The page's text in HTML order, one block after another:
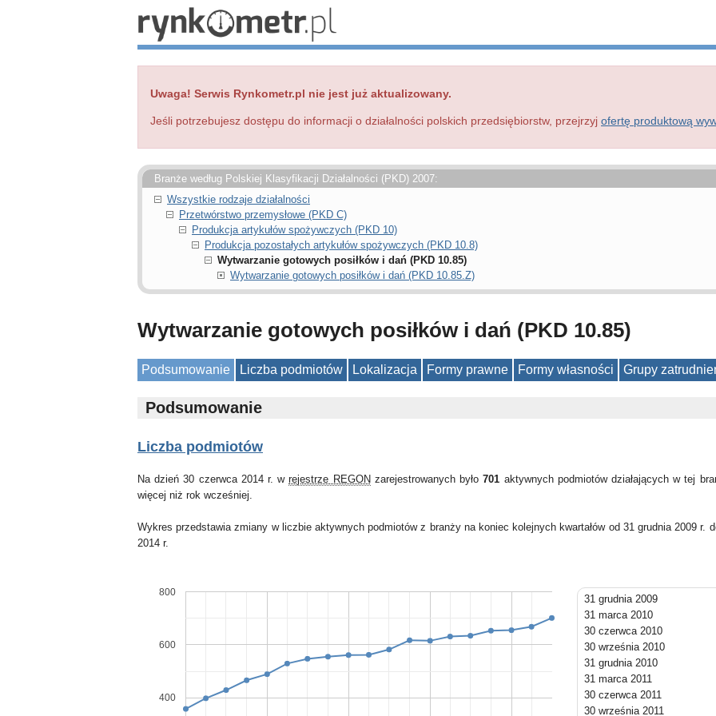
Uwaga! Serwis Rynkometr.pl nie jest już aktualizowany.
Jeśli potrzebujesz dostępu do informacji o działalności polskich przedsiębiorstw, przejrzyj ofertę produktową
Branże według Polskiej Klasyfikacji Działalności (PKD) 2007:
Wszystkie rodzaje działalności
Przetwórstwo przemysłowe (PKD C)
Produkcja artykułów spożywczych (PKD 10)
Produkcja pozostałych artykułów spożywczych (PKD 10.8)
Wytwarzanie gotowych posiłków i dań (PKD 10.85)
Wytwarzanie gotowych posiłków i dań (PKD 10.85.Z)
Wytwarzanie gotowych posiłków i dań (PKD 10.85)
Podsumowanie Liczba podmiotów Lokalizacja Formy prawne Formy własności Grupy
Podsumowanie
Liczba podmiotów
Na dzień 30 czerwca 2014 r. wrejestrze REGON zarejestrowanych było701 aktywnych podmiotów działających w tej
więcej niż rok wcześniej.
Wykres przedstawia zmiany w liczbie aktywnych podmiotów z branży na koniec kolejnych kwartałów od 31 grudnia 2009 r.
2014 r.
400
600
800
31 grudnia 2009
31 marca 2010
30 czerwca 2010
30 września 2010
31 grudnia 2010
31 marca 2011
30 czerwca 2011
30 września 2011